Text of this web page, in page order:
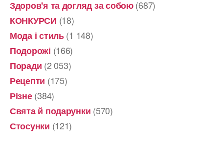
Здоров'я та догляд за собою(687)
КОНКУРСИ (18)
Мода і стиль(1 148)
Подорожі (166)
Поради (2 053)
Рецепти (175)
Різне(384)
Свята й подарунки (570)
Стосунки (121)